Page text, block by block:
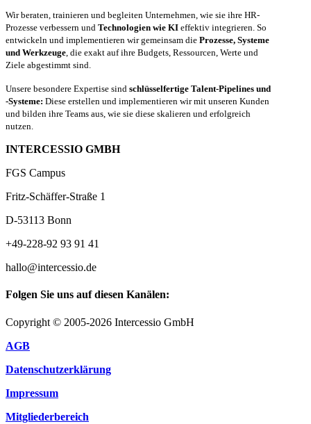
Wir beraten, trainieren und begleiten Unternehmen, wie sie ihre HR-
Prozesse verbessern und Technologien wie KI effektiv integrieren. So
entwickeln und implementieren wir gemeinsam die Prozesse, Systeme
und Werkzeuge, die exakt auf ihre Budgets, Ressourcen, Werte und
Ziele abgestimmt sind.
Unsere besondere Expertise sind schlüsselfertige Talent-Pipelines und
-Systeme: Diese erstellen und implementieren wir mit unseren Kunden
und bilden ihre Teams aus, wie sie diese skalieren und erfolgreich
nutzen.
INTERCESSIO GMBH
FGS Campus
Fritz-Schäffer-Straße 1
D-53113 Bonn
+49-228-92 93 91 41
hallo@intercessio.de
Folgen Sie uns auf diesen Kanälen:
Copyright © 2005-2026 Intercessio GmbH
AGB
Datenschutzerklärung
Impressum
Mitgliederbereich